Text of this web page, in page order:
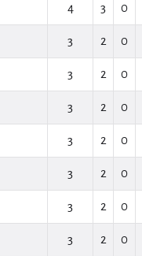
4 3 0
3 2 0
3 2 0
3 2 0
3 2 0
3 2 0
3 2 0
3 2 0